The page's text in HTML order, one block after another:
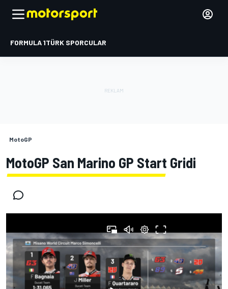
FORMULA 1TÜRK SPORCULAR
MotoGP
MotoGP San Marino GP Start Gridi